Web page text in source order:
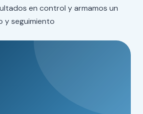
en control y armamos un
y seguimiento